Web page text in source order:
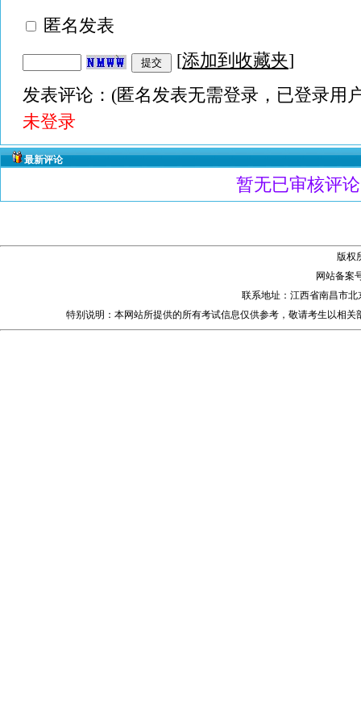
匿名发表
[添加到收藏夹]
发表评论：(匿名发表无需登录，已登录用
未登录
最新评论
暂无已审核评
版权
网站备案
联系地址：江西省南昌市北
特别说明：本网站所提供的所有考试信息仅供参考，敬请考生以相